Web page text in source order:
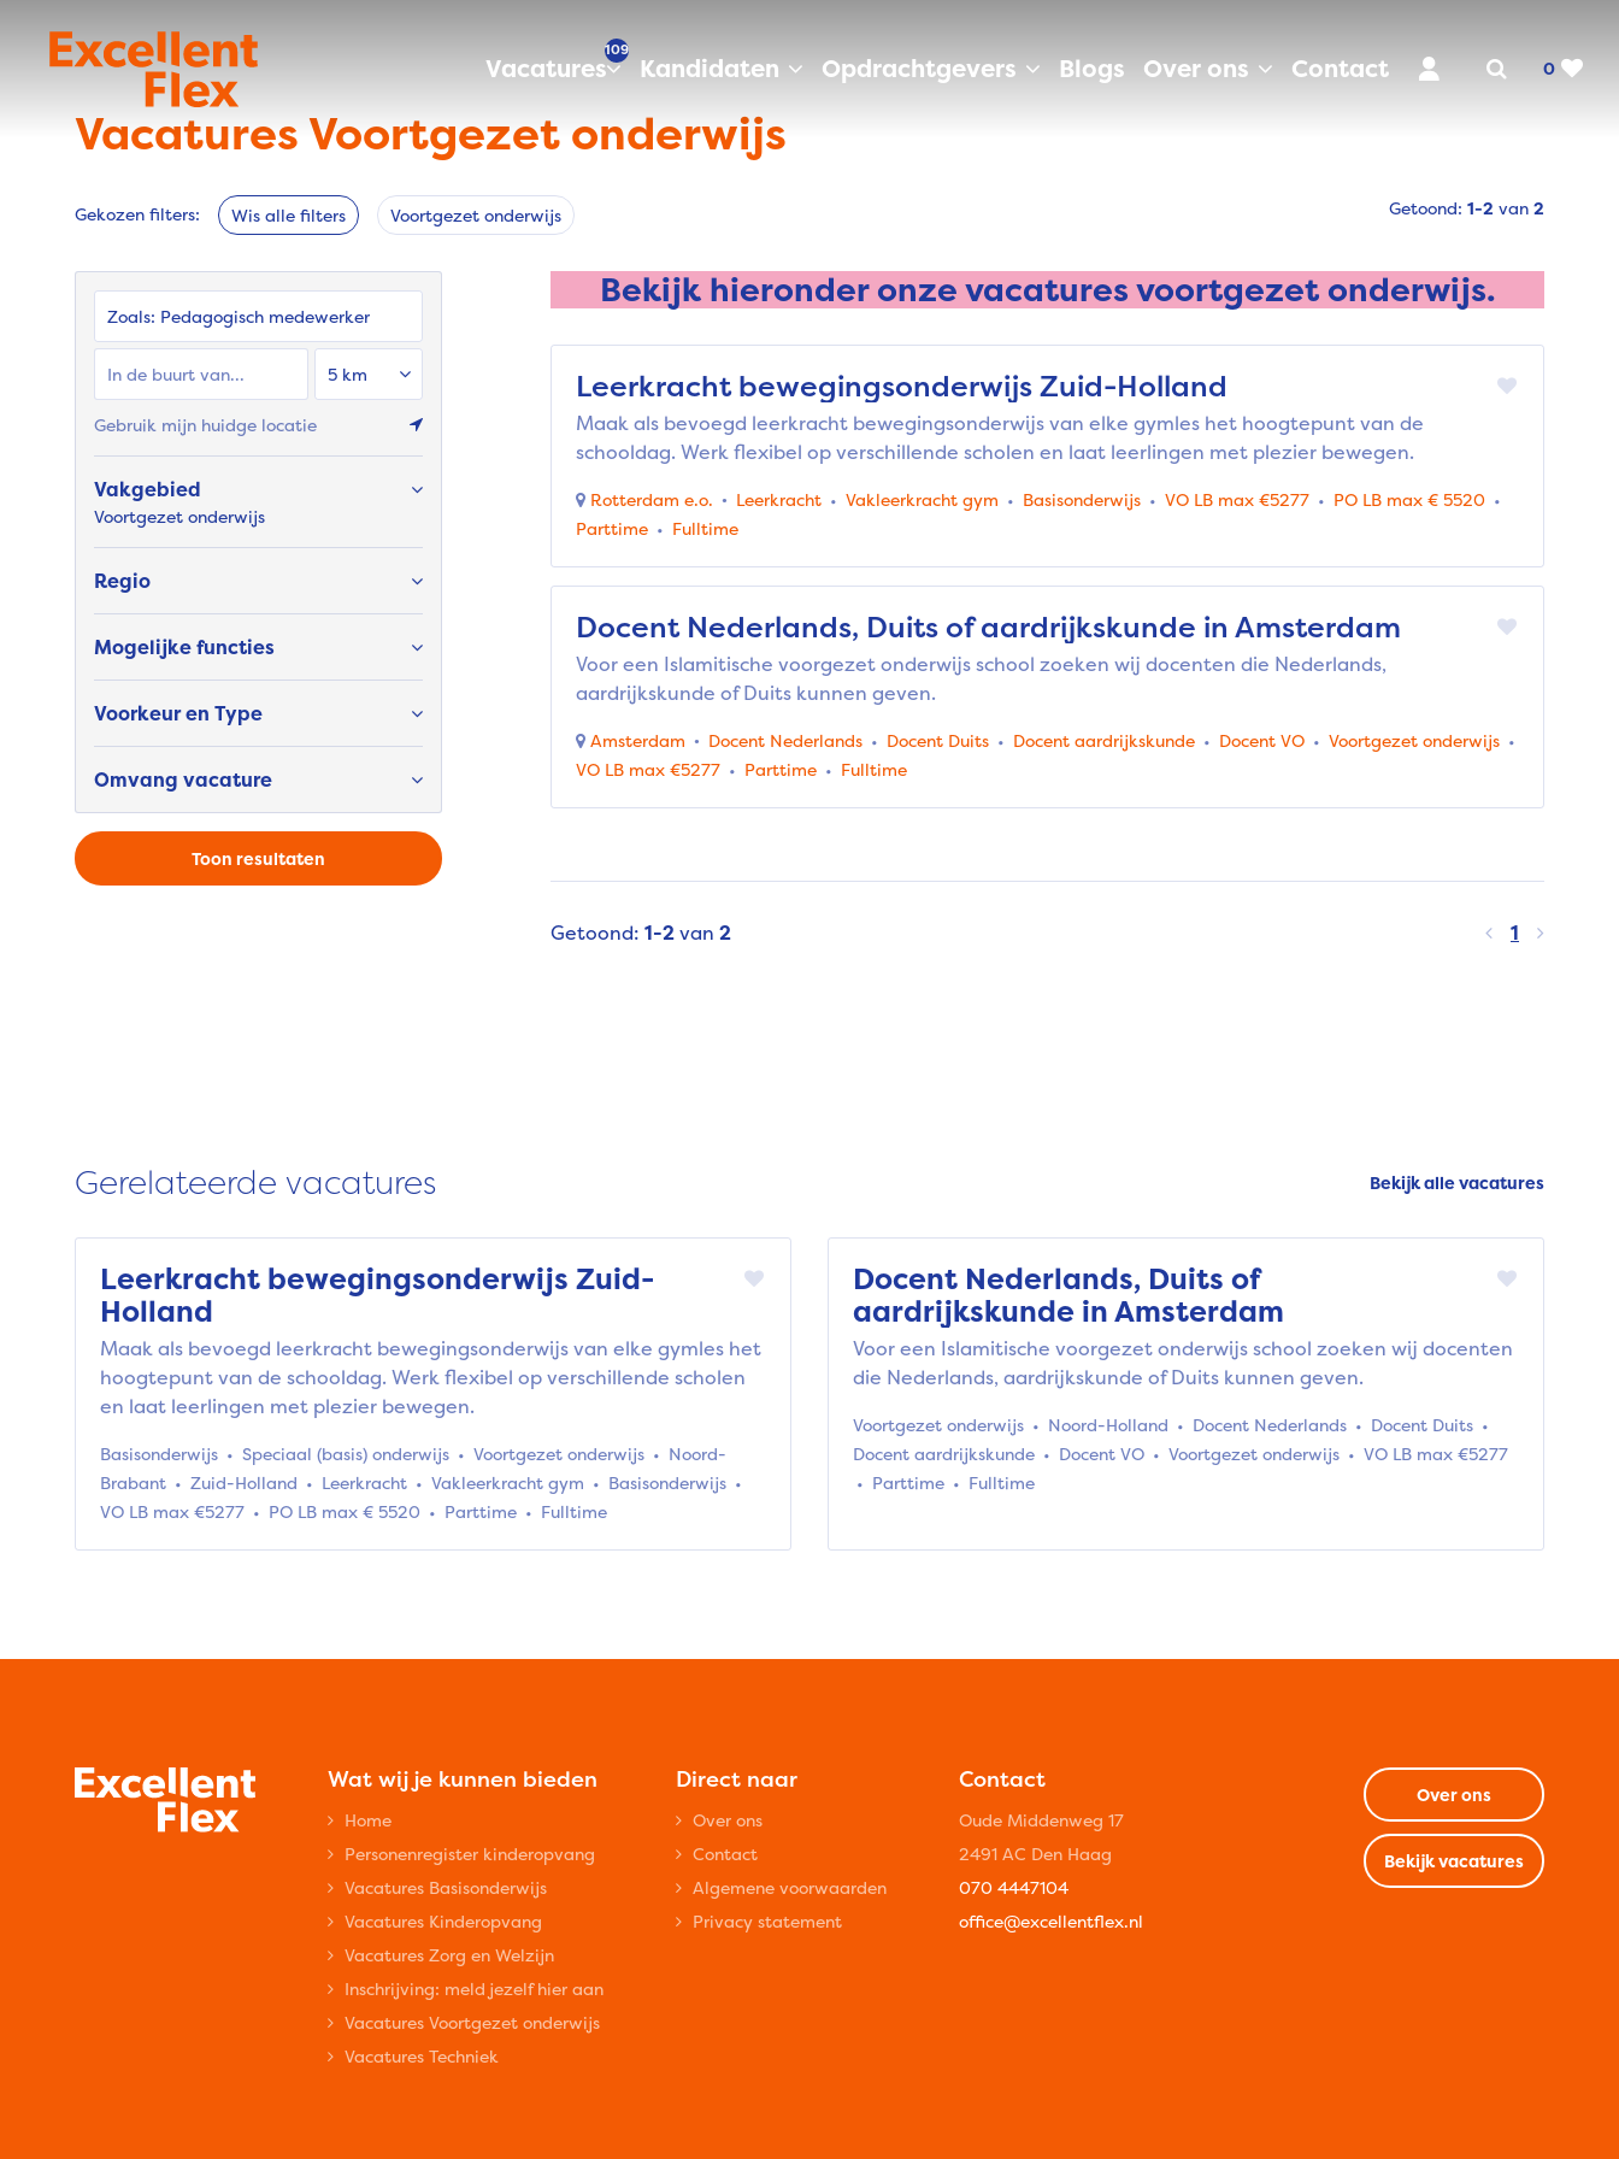
0
Vacatures
109
Kandidaten Opdrachtgevers Blogs Over ons Contact
Vacatures Voortgezet onderwijs
Gekozen filters: Wis alle filters Voortgezet onderwijs Getoond: 1-2 van 2
Zoals: Pedagogisch medewerker
Gebruik mijn huidge locatie
Vakgebied
Voortgezet onderwijs
Regio
Mogelijke functies
Voorkeur en Type
Omvang vacature
Toon resultaten
Bekijk hieronder onze vacatures voortgezet onderwijs.
Leerkracht bewegingsonderwijs Zuid-Holland
Maak als bevoegd leerkracht bewegingsonderwijs van elke gymles het hoogtepunt van de
schooldag. Werk flexibel op verschillende scholen en laat leerlingen met plezier bewegen.
Rotterdam e.o. Leerkracht Vakleerkracht gym Basisonderwijs VO LB max €5277
PO LB max € 5520
Parttime
Fulltime
Docent Nederlands, Duits of aardrijkskunde in Amsterdam
Voor een Islamitische voorgezet onderwijs school zoeken wij docenten die Nederlands,
aardrijkskunde of Duits kunnen geven.
Amsterdam Docent Nederlands Docent Duits Docent aardrijkskunde Docent VO
Voortgezet onderwijs
VO LB max €5277
Parttime Fulltime
Getoond: 1-2van 2 1
Gerelateerde vacatures
Leerkracht bewegingsonderwijs Zuid-
Holland
Maak als bevoegd leerkracht bewegingsonderwijs van elke gymles het
hoogtepunt van de schooldag. Werk flexibel op verschillende scholen
en laat leerlingen met plezier bewegen.
Basisonderwijs Speciaal (basis) onderwijs Voortgezet onderwijs
Noord-
Brabant
Zuid-Holland Leerkracht Vakleerkracht gym
Basisonderwijs
VO LB max €5277
PO LB max € 5520 Parttime Fulltime
Docent Nederlands, Duits of
aardrijkskunde in Amsterdam
Voor een Islamitische voorgezet onderwijs school zoeken wij docenten
die Nederlands, aardrijkskunde of Duits kunnen geven.
Voortgezet onderwijs Noord-Holland Docent Nederlands
Docent Duits
Docent aardrijkskunde
Docent VO Voortgezet onderwijs
VO LB max €5277
Parttime
Fulltime
Bekijk alle vacatures
Wat wij je kunnen bieden
Home
Personenregister kinderopvang
Vacatures Basisonderwijs
Vacatures Kinderopvang
Vacatures Zorg en Welzijn
Inschrijving: meld jezelf hier aan
Vacatures Voortgezet onderwijs
Vacatures Techniek
Direct naar
Over ons
Contact
Algemene voorwaarden
Privacy statement
Contact
Oude Middenweg 17
2491 AC Den Haag
070 4447104
office@excellentflex.nl
Over ons
Bekijk vacatures